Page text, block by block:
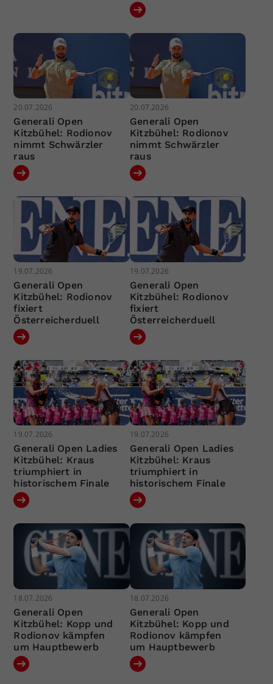
20.07.2026
Generali Open
Kitzbühel: Rodionov
nimmt Schwärzler
raus
20.07.2026
Generali Open
Kitzbühel: Rodionov
nimmt Schwärzler
raus
19.07.2026
Generali Open
Kitzbühel: Rodionov
fixiert
Österreicherduell
19.07.2026
Generali Open
Kitzbühel: Rodionov
fixiert
Österreicherduell
19.07.2026
Generali Open Ladies
Kitzbühel: Kraus
triumphiert in
historischem Finale
19.07.2026
Generali Open Ladies
Kitzbühel: Kraus
triumphiert in
historischem Finale
18.07.2026
Generali Open
Kitzbühel: Kopp und
Rodionov kämpfen
um Hauptbewerb
18.07.2026
Generali Open
Kitzbühel: Kopp und
Rodionov kämpfen
um Hauptbewerb